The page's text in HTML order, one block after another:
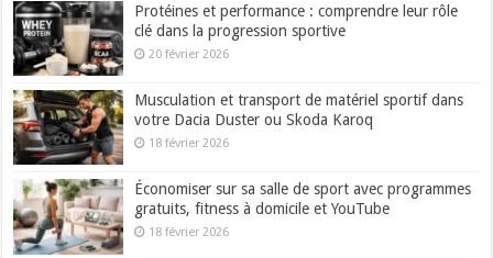
Protéines et performance : comprendre leur rôle
clé dans la progression sportive
20 février 2026
Musculation et transport de matériel sportif dans
votre Dacia Duster ou Skoda Karoq
18 février 2026
Économiser sur sa salle de sport avec programmes
gratuits, fitness à domicile et YouTube
18 février 2026